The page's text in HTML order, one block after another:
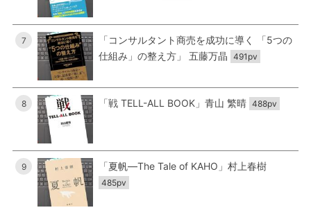
7
「コンサルタント商売を成功に導く 「5つの
仕組み」の整え方」 五藤万晶 491pv
8 「戦 TELL-ALL BOOK」青山 繁晴 488pv
9 「夏帆―The Tale of KAHO」村上春樹
485pv